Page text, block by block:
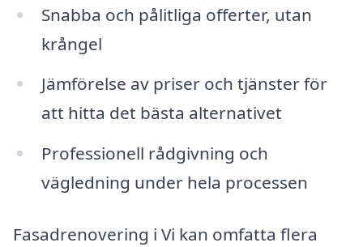
Snabba och pålitliga offerter, utan
krångel
Jämförelse av priser och tjänster för
att hitta det bästa alternativet
Professionell rådgivning och
vägledning under hela processen
Fasadrenovering i Vi kan omfatta flera